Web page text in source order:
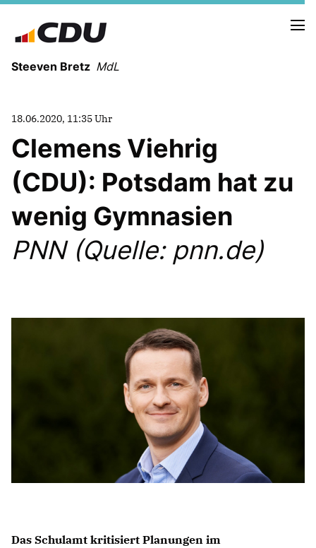
Steeven Bretz MdL
VITA
WAHLKREISBESUCHE
PRESSEFOTOS
MEIN BÜRGERBÜRO
Anträge CDU
Kleine Anfragen
CDU Deutschland
CDU Fraktion im Brandenburger Landtag
CDU Brandenburg
CDU Potsdam
18.06.2020, 11:35 Uhr
Clemens Viehrig
(CDU): Potsdam hat zu
wenig Gymnasien
PNN (Quelle: pnn.de)
Das Schulamt kritisiert Planungen im